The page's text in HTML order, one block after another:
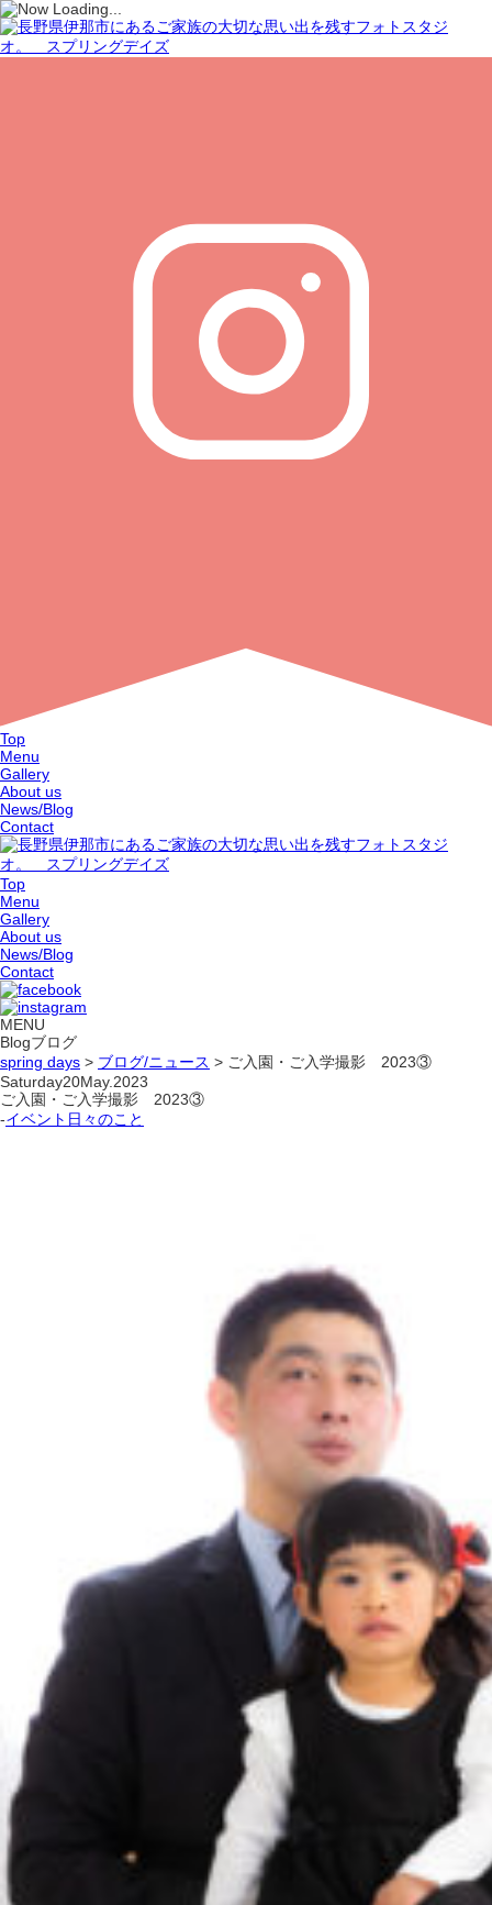
Top
Menu
Gallery
About us
News/Blog
Contact
Top
Menu
Gallery
About us
News/Blog
Contact
MENU
Blogブログ
spring days > ブログ/ニュース > ご入園・ご入学撮影 2023③
Saturday20May.2023
ご入園・ご入学撮影 2023③
-イベント 日々のこと